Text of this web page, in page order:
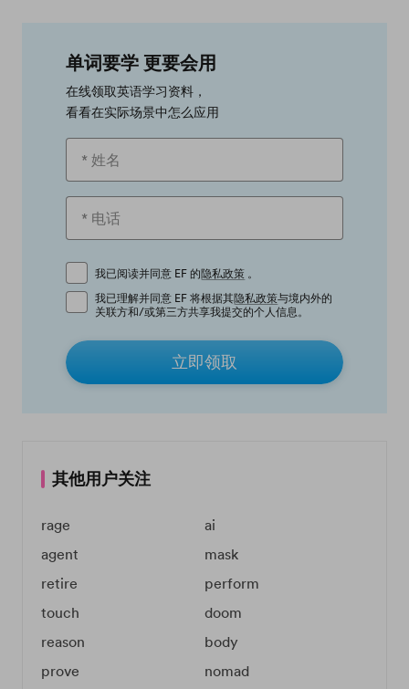
单词要学 更要会用
在线领取英语学习资料，
看看在实际场景中怎么应用
我已阅读并同意 EF 的隐私政策 。
我已理解并同意 EF 将根据其隐私政策与境内外的
关联方和/或第三方共享我提交的个人信息。
立即领取
其他用户关注
rage
ai
agent
mask
retire
perform
touch
doom
reason
body
prove
nomad